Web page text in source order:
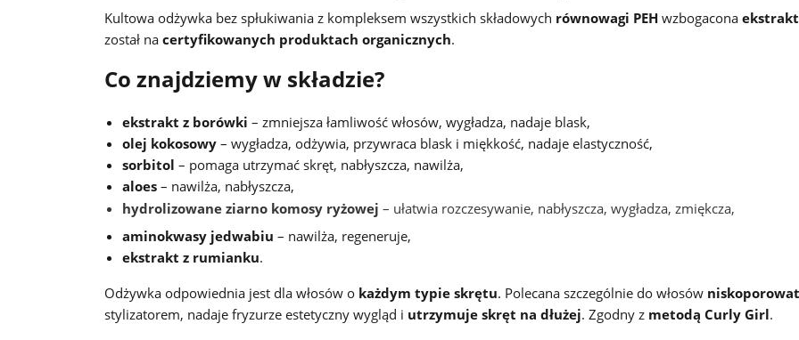
Kultowa odżywka bez spłukiwania z kompleksem wszystkich składowych równowagi PEH wzbogacona
został na certyfikowanych produktach organicznych.
Co znajdziemy w składzie?
ekstrakt z borówki – zmniejsza łamliwość włosów, wygładza, nadaje blask,
olej kokosowy – wygładza, odżywia, przywraca blask i miękkość, nadaje elastyczność,
sorbitol – pomaga utrzymać skręt, nabłyszcza, nawilża,
aloes – nawilża, nabłyszcza,
hydrolizowane ziarno komosy ryżowej – ułatwia rozczesywanie, nabłyszcza, wygładza, zmiękcza,
aminokwasy jedwabiu – nawilża, regeneruje,
ekstrakt z rumianku.
Odżywka odpowiednia jest dla włosów o każdym typie skrętu. Polecana szczególnie do włosów
stylizatorem, nadaje fryzurze estetyczny wygląd i utrzymuje skręt na dłużej. Zgodny z metodą Curly Girl.